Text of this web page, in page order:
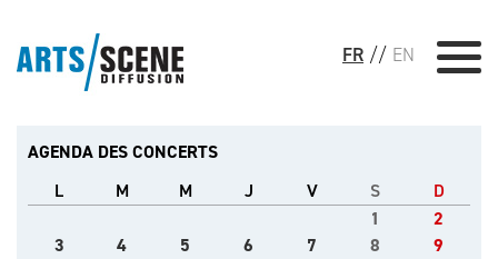
FR // EN
AGENDA DES CONCERTS
L
M M J V S
D
1
2
3
4 5 6 7 8
9